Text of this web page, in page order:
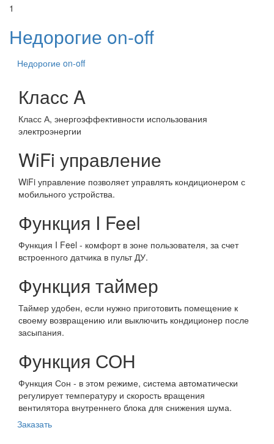
1
Недорогие on-off
Недорогие on-off
Класс A
Класс А, энергоэффективности использования
электроэнергии
WiFi управление
WiFi управление позволяет управлять кондиционером с
мобильного устройства.
Функция I Feel
Функция I Feel - комфорт в зоне пользователя, за счет
встроенного датчика в пульт ДУ.
Функция таймер
Таймер удобен, если нужно приготовить помещение к
своему возвращению или выключить кондиционер после
засыпания.
Функция СОН
Функция Сон - в этом режиме, система автоматически
регулирует температуру и скорость вращения
вентилятора внутреннего блока для снижения шума.
Заказать